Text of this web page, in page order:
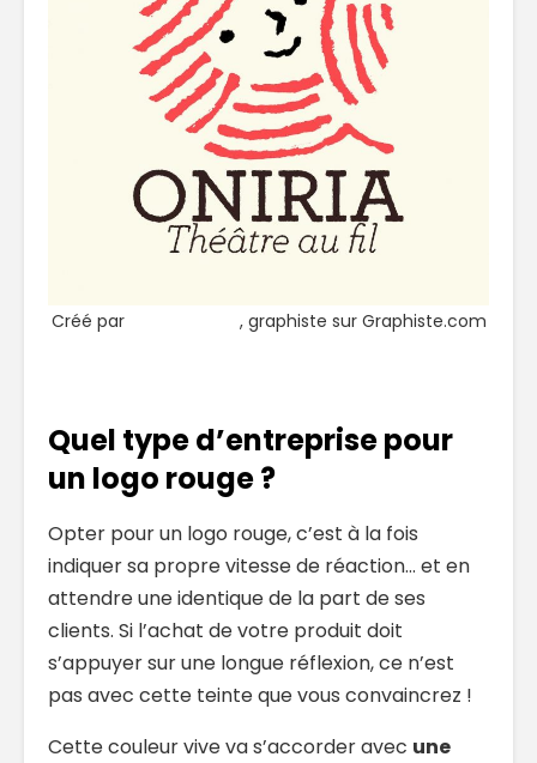
Créé par , graphiste sur Graphiste.com
Quel type d’entreprise pour
un logo rouge ?
Opter pour un logo rouge, c’est à la fois
indiquer sa propre vitesse de réaction… et en
attendre une identique de la part de ses
clients. Si l’achat de votre produit doit
s’appuyer sur une longue réflexion, ce n’est
pas avec cette teinte que vous convaincrez !
Cette couleur vive va s’accorder avec une